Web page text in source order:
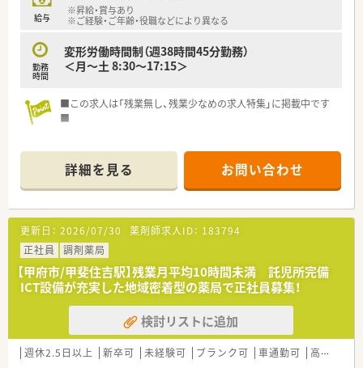
■完全週休2日制を導入しており、日曜・祝日に加えて平日1日が
休みとなるため、年間休日数は114日以上を確保しています。
■産休や育休の取得実績が豊富にあるだけでなく、男性社員の育
児休業取得も会社全体で強く推奨している働きやすい職場で
す。
給与
※昇給・賞与あり
※ご経験・ご年齢・役職などにより異なる
勤務
時間
変形労働時間制（週38時間45分勤務）
＜月～土 8:30～17:15＞
■この求人は「残業無し、残業少なめの求人特集」に掲載中です
■
ご経験・知識の両面からスキルアップすることができる環境で
す！
詳細を見る お問い合わせ
更新日： 2026/07/30 薬剤師求人ID： 183794
正社員
調剤薬局
【甲府市/甲斐住吉駅】残業月平均10時間未満 託児所完備
ICT設備が充実した地域密着型の薬局で正社員募集！
検討リストに追加
週休2.5日以上 新卒可 未経験可 ブランク可 車通勤可 高給与(600万円以上)